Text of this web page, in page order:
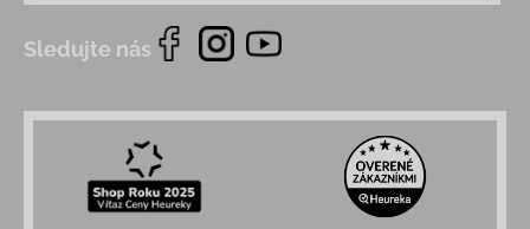
Sledujte nás